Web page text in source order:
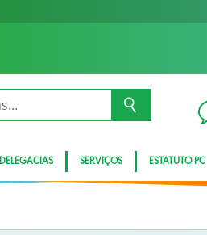
DELEGACIAS SERVIÇOS ESTATUTO PC